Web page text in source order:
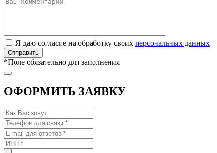
Я даю согласие на обработку своих персональных данных
*Поле обязательно для заполнения
ОФОРМИТЬ ЗАЯВКУ